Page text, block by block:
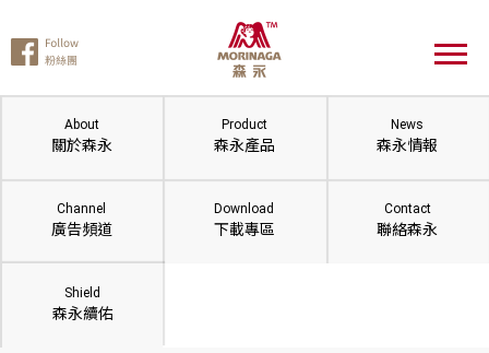
About
關於森永
Product
森永產品
News
森永情報
Channel
廣告頻道
Download
下載專區
Contact
聯絡森永
Shield
森永續佑